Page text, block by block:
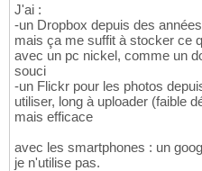
J'ai :
-un Dropbox depuis des
mais ça me suffit à stocker ce
avec un pc nickel, comme un
souci
-un Flickr pour les photos
utiliser, long à uploader (faible
mais efficace
avec les smartphones : un
je n'utilise pas.